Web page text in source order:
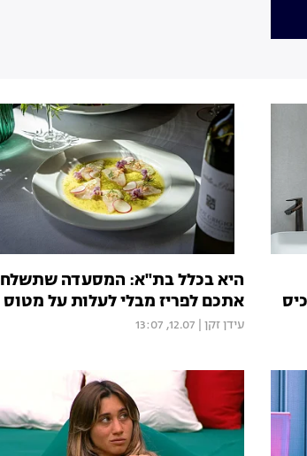
היא בכלל בת"א: המסעדה שתשלח
אתכם לפריז מבלי לעלות על מטוס
עידן זקן 12.07, 13:07